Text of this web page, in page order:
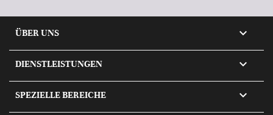
ÜBER UNS 
DIENSTLEISTUNGEN 
SPEZIELLE BEREICHE 